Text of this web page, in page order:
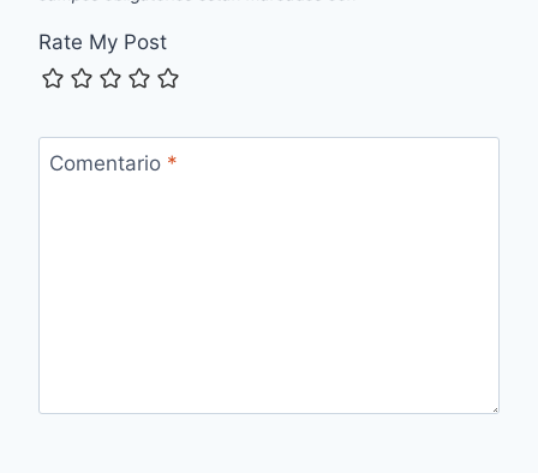
Rate My Post
Comentario *